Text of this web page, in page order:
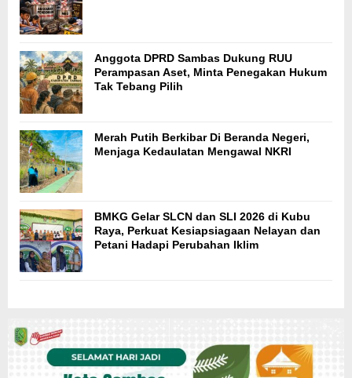
Anggota DPRD Sambas Dukung RUU
Perampasan Aset, Minta Penegakan Hukum
Tak Tebang Pilih
Merah Putih Berkibar Di Beranda Negeri,
Menjaga Kedaulatan Mengawal NKRI
BMKG Gelar SLCN dan SLI 2026 di Kubu
Raya, Perkuat Kesiapsiagaan Nelayan dan
Petani Hadapi Perubahan Iklim